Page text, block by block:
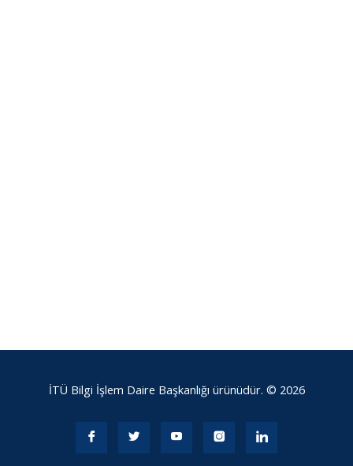
İTÜ Bilgi İşlem Daire Başkanlığı ürünüdür. © 2026